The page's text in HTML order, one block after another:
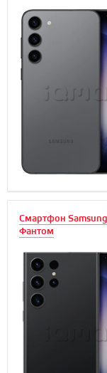
Смартфон
Фантом